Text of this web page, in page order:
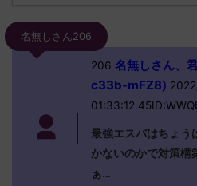
名無しさん206
206 名無しさん、
c33b-mFZ8)
最強エスバはちょう
かないのかで対策構
ぁ…